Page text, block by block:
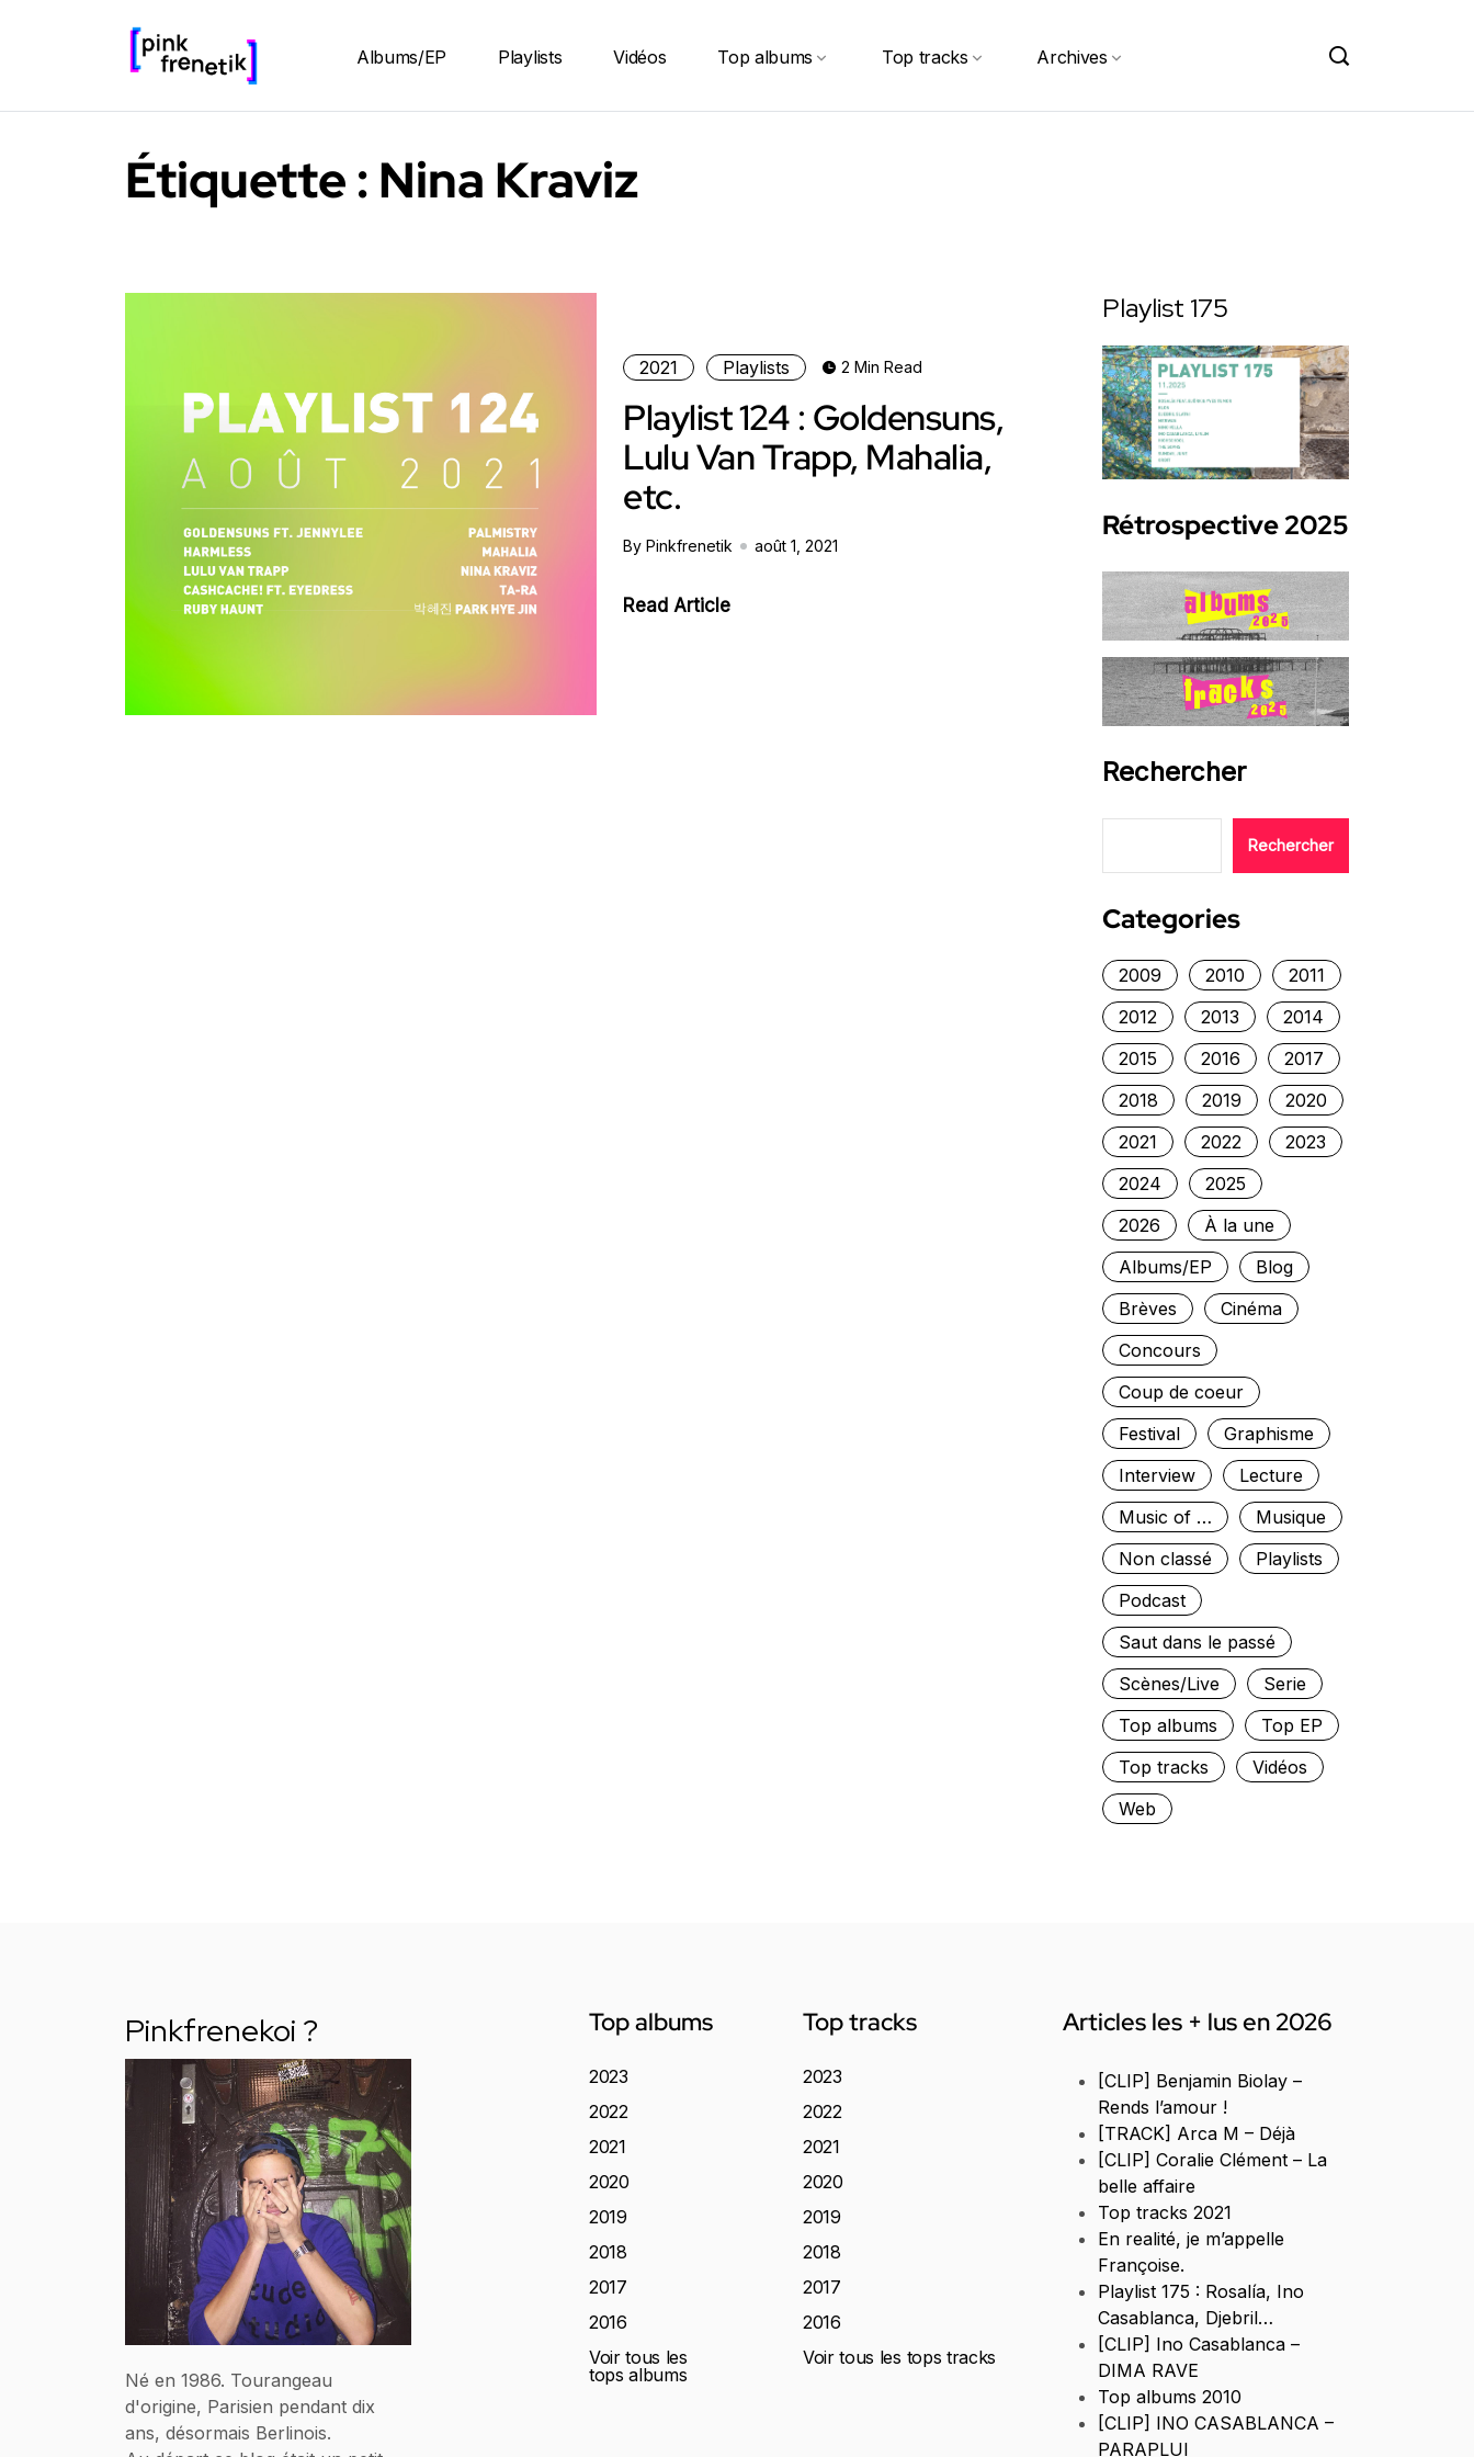
Albums/EP Playlists Vidéos Top albums Top tracks Archives
Étiquette : Nina Kraviz
2021 Playlists 2 Min Read
Playlist 124 : Goldensuns,
Lulu Van Trapp, Mahalia,
etc.
By Pinkfrenetik août 1, 2021
Read Article
Playlist 175
Rétrospective 2025
Rechercher
Rechercher
Categories
2009 2010
2011
2012
2013
2014
2015
2016
2017
2018
2019
2020
2021
2022
2023
2024
2025
2026
À la une
Albums/EP
Blog
Brèves
Cinéma
Concours
Coup de coeur
Festival
Graphisme
Interview
Lecture
Music of …
Musique
Non classé
Playlists
Podcast
Saut dans le passé
Scènes/Live
Serie
Top albums
Top EP
Top tracks
Vidéos
Web
Pinkfrenekoi ?
Né en 1986. Tourangeau
d'origine, Parisien pendant dix
ans, désormais Berlinois.
Top albums
2023
2022
2021
2020
2019
2018
2017
2016
Voir tous les
tops albums
Top tracks
2023
2022
2021
2020
2019
2018
2017
2016
Voir tous les tops tracks
Articles les + lus en 2026
[CLIP] Benjamin Biolay –
Rends l’amour !
[TRACK] Arca M – Déjà
[CLIP] Coralie Clément – La
belle affaire
Top tracks 2021
En realité, je m’appelle
Françoise.
Playlist 175 : Rosalía, Ino
Casablanca, Djebril…
[CLIP] Ino Casablanca –
DIMA RAVE
Top albums 2010
[CLIP] INO CASABLANCA –
PARAPLUI